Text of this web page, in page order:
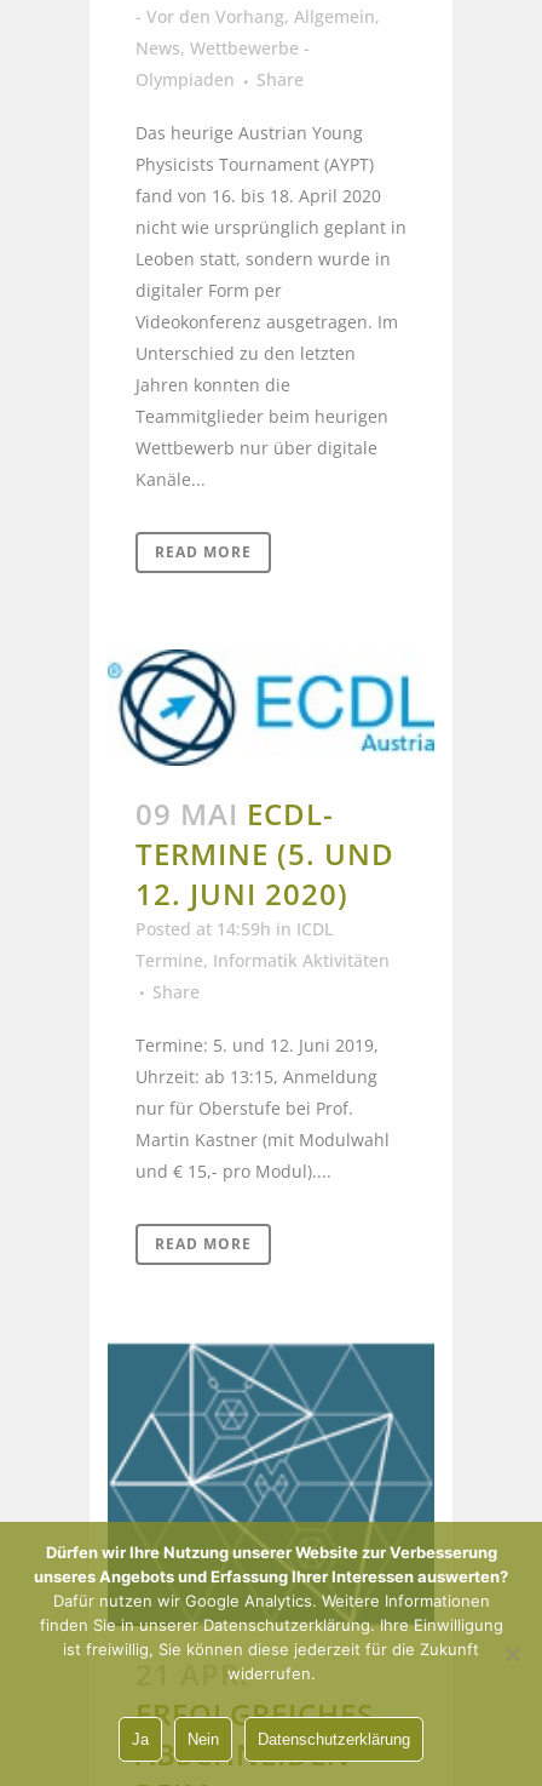
- Vor den Vorhang, Allgemein,
News, Wettbewerbe -
Olympiaden
Share
Das heurige Austrian Young
Physicists Tournament (AYPT)
fand von 16. bis 18. April 2020
nicht wie ursprünglich geplant in
Leoben statt, sondern wurde in
digitaler Form per
Videokonferenz ausgetragen. Im
Unterschied zu den letzten
Jahren konnten die
Teammitglieder beim heurigen
Wettbewerb nur über digitale
Kanäle...
READ MORE
09 MAI ECDL-
TERMINE (5. UND
12. JUNI 2020)
Posted at 14:59h in ICDL
Termine, Informatik Aktivitäten
Share
Termine: 5. und 12. Juni 2019,
Uhrzeit: ab 13:15, Anmeldung
nur für Oberstufe bei Prof.
Martin Kastner (mit Modulwahl
und € 15,- pro Modul)....
READ MORE
21 APR.
ERFOLGREICHES
ABSCHNEIDEN
Dürfen wir Ihre Nutzung unserer Website zur Verbesserung
unseres Angebots und Erfassung Ihrer Interessen auswerten?
Dafür nutzen wir Google Analytics. Weitere Informationen
finden Sie in unserer Datenschutzerklärung. Ihre Einwilligung
ist freiwillig, Sie können diese jederzeit für die Zukunft
widerrufen.
Ja Nein Datenschutzerklärung